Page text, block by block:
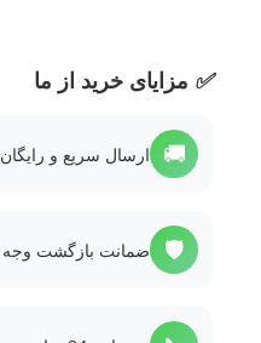
✅ مزایای خرید از ما
🚚 ارسال سریع و رایگان
🛡️ ضمانت بازگشت وجه